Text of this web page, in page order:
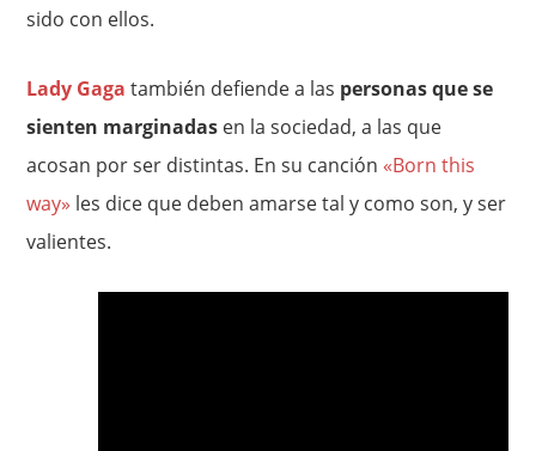
sido con ellos.
Lady Gaga también defiende a las personas que se
sienten marginadas en la sociedad, a las que
acosan por ser distintas. En su canción «Born this
way» les dice que deben amarse tal y como son, y ser
valientes.